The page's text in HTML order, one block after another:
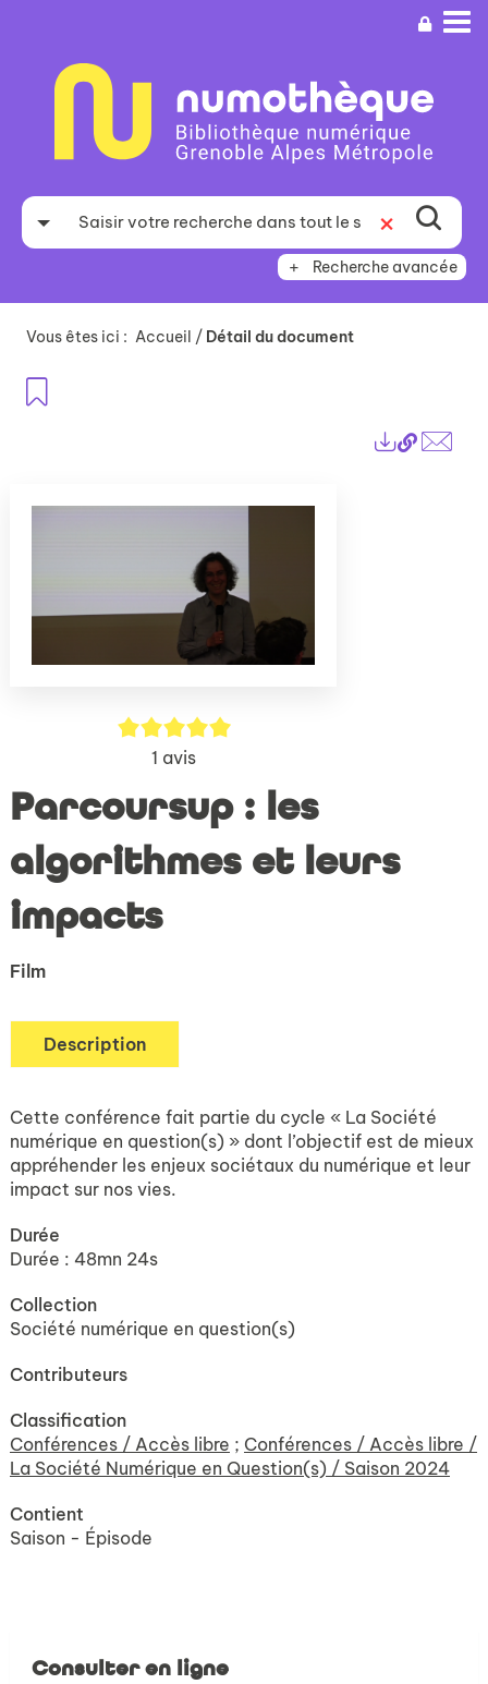
recherche
Recherche avancée
Vous êtes ici : Accueil / Détail du document
Lien
5/5
1 avis
Parcoursup : les
algorithmes et leurs
impacts
Film
Description
Cette conférence fait partie du cycle « La Société
numérique en question(s) » dont l’objectif est de mieux
appréhender les enjeux sociétaux du numérique et leur
impact sur nos vies.
Durée
Durée : 48mn 24s
Collection
Société numérique en question(s)
Contributeurs
Classification
Conférences / Accès libre ; Conférences / Accès libre /
La Société Numérique en Question(s) / Saison 2024
Contient
Saison - Épisode
Consulter en ligne